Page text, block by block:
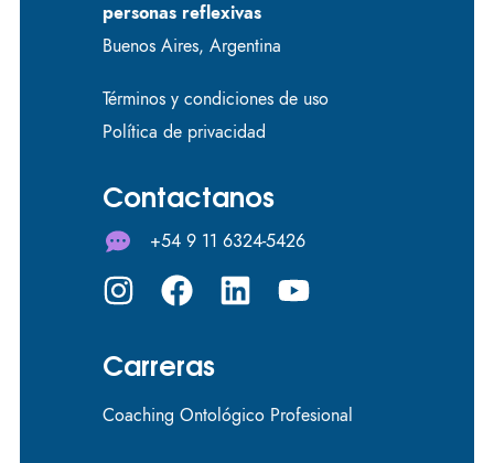
personas reflexivas
Buenos Aires, Argentina
Términos y condiciones de uso
Política de privacidad
Contactanos
+54 9 11 6324-5426
Carreras
Coaching Ontológico Profesional